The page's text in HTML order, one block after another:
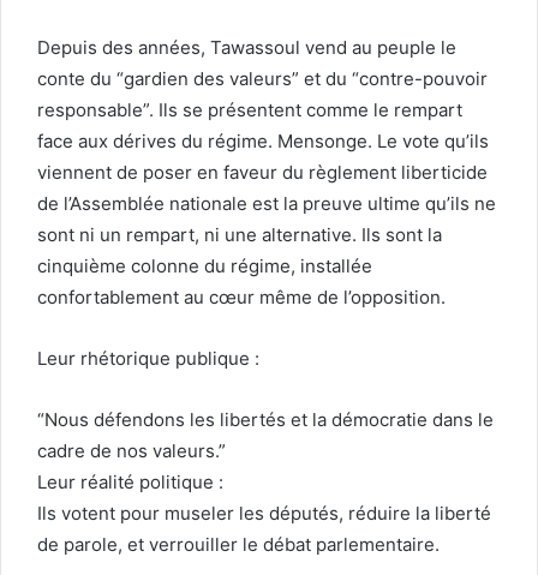
Depuis des années, Tawassoul vend au peuple le
conte du “gardien des valeurs” et du “contre-pouvoir
responsable”. Ils se présentent comme le rempart
face aux dérives du régime. Mensonge. Le vote qu’ils
viennent de poser en faveur du règlement liberticide
de l’Assemblée nationale est la preuve ultime qu’ils ne
sont ni un rempart, ni une alternative. Ils sont la
cinquième colonne du régime, installée
confortablement au cœur même de l’opposition.
Leur rhétorique publique :
“Nous défendons les libertés et la démocratie dans le
cadre de nos valeurs.”
Leur réalité politique :
Ils votent pour museler les députés, réduire la liberté
de parole, et verrouiller le débat parlementaire.